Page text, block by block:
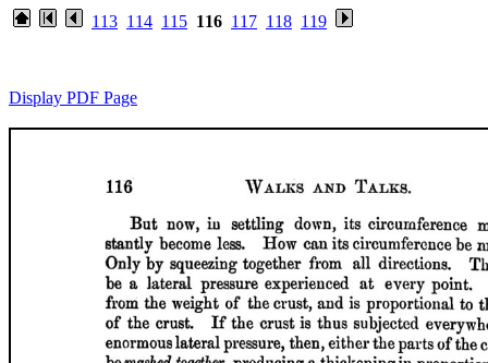
113 114 115 116 117 118 119
Display PDF Page